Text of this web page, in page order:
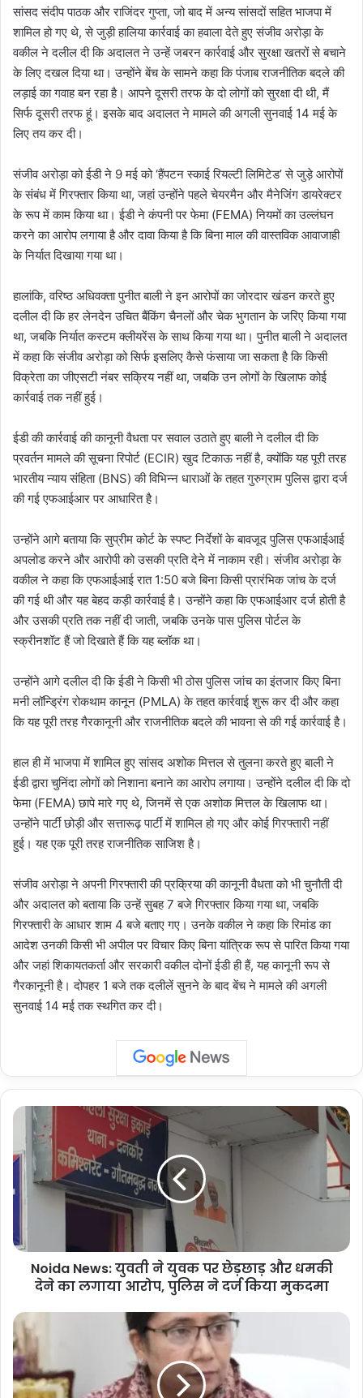
सांसद संदीप पाठक और राजिंदर गुप्ता, जो बाद में अन्य सांसदों सहित भाजपा में
शामिल हो गए थे, से जुड़ी हालिया कार्रवाई का हवाला देते हुए संजीव अरोड़ा के
वकील ने दलील दी कि अदालत ने उन्हें जबरन कार्रवाई और सुरक्षा खतरों से बचाने
के लिए दखल दिया था। उन्होंने बेंच के सामने कहा कि पंजाब राजनीतिक बदले की
लड़ाई का गवाह बन रहा है। आपने दूसरी तरफ के दो लोगों को सुरक्षा दी थी, मैं
सिर्फ दूसरी तरफ हूं। इसके बाद अदालत ने मामले की अगली सुनवाई 14 मई के
लिए तय कर दी।
संजीव अरोड़ा को ईडी ने 9 मई को ‘हैंपटन स्काई रियल्टी लिमिटेड’ से जुड़े आरोपों
के संबंध में गिरफ्तार किया था, जहां उन्होंने पहले चेयरमैन और मैनेजिंग डायरेक्टर
के रूप में काम किया था। ईडी ने कंपनी पर फेमा (FEMA) नियमों का उल्लंघन
करने का आरोप लगाया है और दावा किया है कि बिना माल की वास्तविक आवाजाही
के निर्यात दिखाया गया था।
हालांकि, वरिष्ठ अधिवक्ता पुनीत बाली ने इन आरोपों का जोरदार खंडन करते हुए
दलील दी कि हर लेनदेन उचित बैंकिंग चैनलों और चेक भुगतान के जरिए किया गया
था, जबकि निर्यात कस्टम क्लीयरेंस के साथ किया गया था। पुनीत बाली ने अदालत
में कहा कि संजीव अरोड़ा को सिर्फ इसलिए कैसे फंसाया जा सकता है कि किसी
विक्रेता का जीएसटी नंबर सक्रिय नहीं था, जबकि उन लोगों के खिलाफ कोई
कार्रवाई तक नहीं हुई।
ईडी की कार्रवाई की कानूनी वैधता पर सवाल उठाते हुए बाली ने दलील दी कि
प्रवर्तन मामले की सूचना रिपोर्ट (ECIR) खुद टिकाऊ नहीं है, क्योंकि यह पूरी तरह
भारतीय न्याय संहिता (BNS) की विभिन्न धाराओं के तहत गुरुग्राम पुलिस द्वारा दर्ज
की गई एफआईआर पर आधारित है।
उन्होंने आगे बताया कि सुप्रीम कोर्ट के स्पष्ट निर्देशों के बावजूद पुलिस एफआईआई
अपलोड करने और आरोपी को उसकी प्रति देने में नाकाम रही। संजीव अरोड़ा के
वकील ने कहा कि एफआईआई रात 1:50 बजे बिना किसी प्रारंभिक जांच के दर्ज
की गई थी और यह बेहद कड़ी कार्रवाई है। उन्होंने कहा कि एफआईआर दर्ज होती है
और उसकी प्रति तक नहीं दी जाती, जबकि उनके पास पुलिस पोर्टल के
स्क्रीनशॉट हैं जो दिखाते हैं कि यह ब्लॉक था।
उन्होंने आगे दलील दी कि ईडी ने किसी भी ठोस पुलिस जांच का इंतजार किए बिना
मनी लॉन्ड्रिंग रोकथाम कानून (PMLA) के तहत कार्रवाई शुरू कर दी और कहा
कि यह पूरी तरह गैरकानूनी और राजनीतिक बदले की भावना से की गई कार्रवाई है।
हाल ही में भाजपा में शामिल हुए सांसद अशोक मित्तल से तुलना करते हुए बाली ने
ईडी द्वारा चुनिंदा लोगों को निशाना बनाने का आरोप लगाया। उन्होंने दलील दी कि दो
फेमा (FEMA) छापे मारे गए थे, जिनमें से एक अशोक मित्तल के खिलाफ था।
उन्होंने पार्टी छोड़ी और सत्तारूढ़ पार्टी में शामिल हो गए और कोई गिरफ्तारी नहीं
हुई। यह एक पूरी तरह राजनीतिक साजिश है।
संजीव अरोड़ा ने अपनी गिरफ्तारी की प्रक्रिया की कानूनी वैधता को भी चुनौती दी
और अदालत को बताया कि उन्हें सुबह 7 बजे गिरफ्तार किया गया था, जबकि
गिरफ्तारी के आधार शाम 4 बजे बताए गए। उनके वकील ने कहा कि रिमांड का
आदेश उनकी किसी भी अपील पर विचार किए बिना यांत्रिक रूप से पारित किया गया
और जहां शिकायतकर्ता और सरकारी वकील दोनों ईडी ही हैं, यह कानूनी रूप से
गैरकानूनी है। दोपहर 1 बजे तक दलीलें सुनने के बाद बेंच ने मामले की अगली
सुनवाई 14 मई तक स्थगित कर दी।
Noida
News:
युवती
ने
पर
धमकी
आरोप,
पुलिस
ने
दर्ज
किया
Noida News: युवती ने युवक पर छेड़छाड़ और धमकी
देने का लगाया आरोप, पुलिस ने दर्ज किया मुकदमा
Punjab
:
'आप'
पंजाबी